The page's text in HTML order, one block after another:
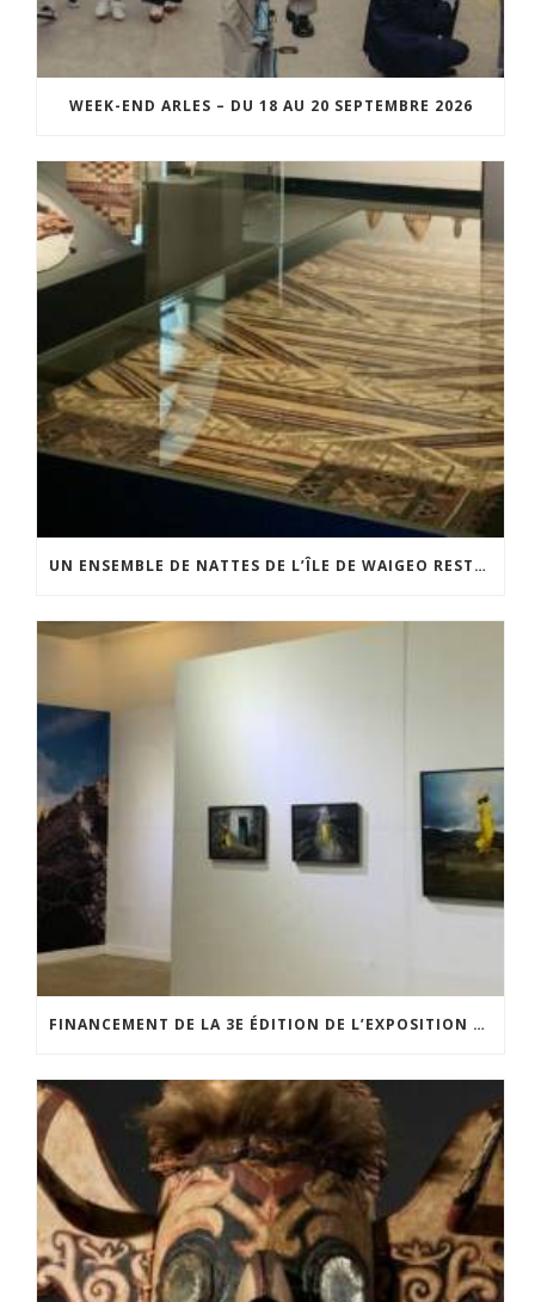
WEEK-END ARLES – DU 18 AU 20 SEPTEMBRE 2026
UN ENSEMBLE DE NATTES DE L’ÎLE DE WAIGEO RESTAURÉ GRÂCE AU SOUTIEN DU CERCLE LÉVI-STRAUSS
FINANCEMENT DE LA 3E ÉDITION DE L’EXPOSITION DU PRIX POUR LA PHOTOGRAPHIE PAR LE CERCLE POUR LA PHOTOGRAPHIE ET L’ART CONTEMPORAIN